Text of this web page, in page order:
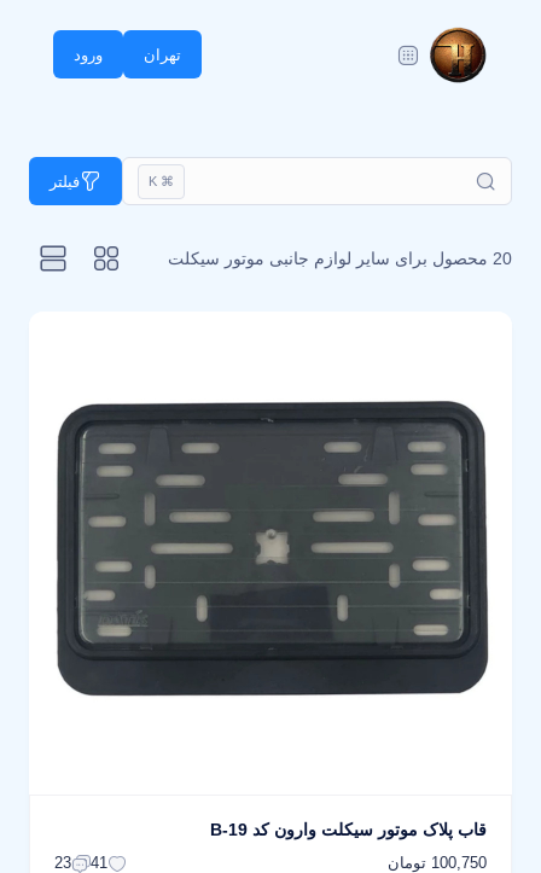
تهران ورود
⌘ K فیلتر
20 محصول برای سایر لوازم جانبی موتور سیکلت
قاب پلاک موتور سیکلت وارون کد B-19
100,750 تومان 41
23